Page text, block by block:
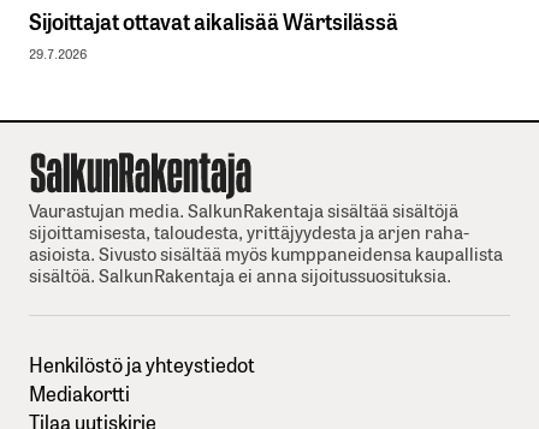
Sijoittajat ottavat aikalisää Wärtsilässä
29.7.2026
Vaurastujan media. SalkunRakentaja sisältää sisältöjä
sijoittamisesta, taloudesta, yrittäjyydesta ja arjen raha-
asioista. Sivusto sisältää myös kumppaneidensa kaupallista
sisältöä. SalkunRakentaja ei anna sijoitussuosituksia.
Henkilöstö ja yhteystiedot
Mediakortti
Tilaa uutiskirje